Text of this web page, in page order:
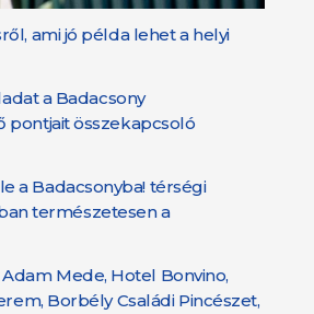
ami jó példa lehet a helyi
a Badacsony
pontjait összekapcsoló
a Badacsonyba! térségi
természetesen a
Mede, Hotel Bonvino,
Borbély Családi Pincészet,